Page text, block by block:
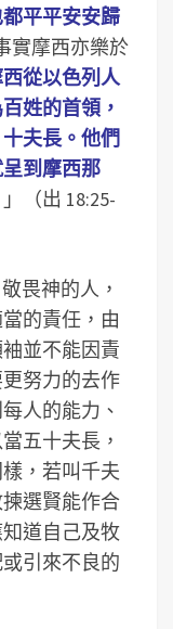
平平安安歸
實摩西亦樂於
從以色列人
姓的首領，
夫長。他們
到摩西那
」（出 18:25-
畏神的人，
的責任，由
並不能因責
努力的去作
人的能力、
五十夫長，
，若叫千夫
選賢能作合
道自己及牧
引來不良的